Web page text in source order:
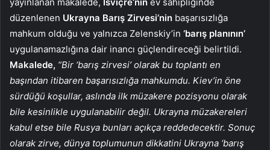
düzenlenen Ukrayna Barış Zirvesi’nin başarısızlığa
mahkum olduğu ve yalnızca Zelenskiy’in ‘barış planının’
uygulanamazlığına dair inancı güçlendireceği belirtildi.
Makalede, “Bir ‘barış zirvesi’ olarak bu toplantı en
başından itibaren başarısızlığa mahkumdu. Kiev’in öne
sürdüğü koşullar, aslında ilk müzakere pozisyonu olarak
bile kesinlikle uygulanabilir değil. Ukrayna müzakereleri
kabul etse bile Rusya bunları açıkça reddedecektir. Sonuç
olarak zirve, dünya toplumunun dikkatini Ukrayna ‘barış